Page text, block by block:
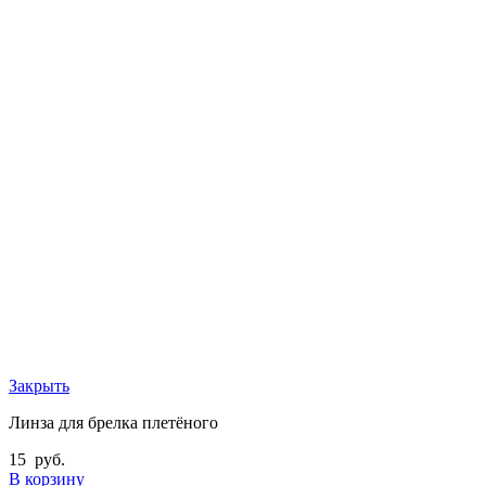
Закрыть
Линза для брелка плетёного
15 руб.
В корзину